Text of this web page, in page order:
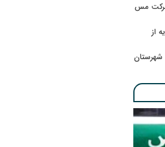
شرکت مس
از
شهرستان